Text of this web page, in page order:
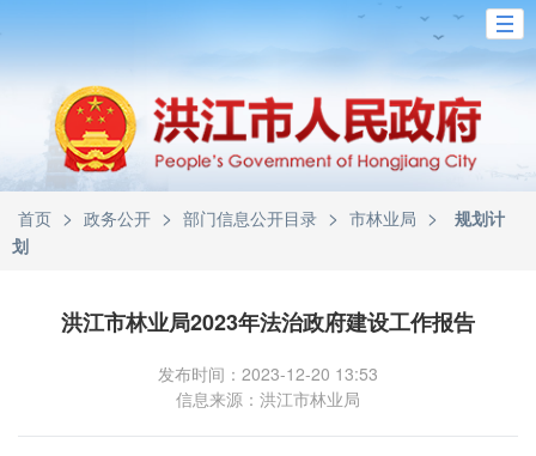
首页 > 政务公开 > 部门信息公开目录 > 市林业局 >
规划计
划
洪江市林业局2023年法治政府建设工作报告
发布时间：2023-12-20 13:53
信息来源：洪江市林业局